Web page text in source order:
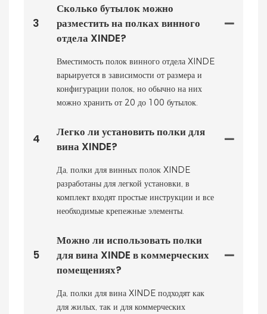
3
Сколько бутылок можно
разместить на полках винного
отдела XINDE?
Вместимость полок винного отдела XINDE
варьируется в зависимости от размера и
конфигурации полок, но обычно на них
можно хранить от 20 до 100 бутылок.
4
Легко ли установить полки для
вина XINDE?
Да, полки для винных полок XINDE
разработаны для легкой установки, в
комплект входят простые инструкции и все
необходимые крепежные элементы.
5
Можно ли использовать полки
для вина XINDE в коммерческих
помещениях?
Да, полки для вина XINDE подходят как
для жилых, так и для коммерческих